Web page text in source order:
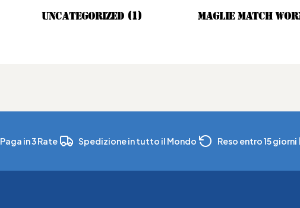
Uncategorized (1) MAGLIE MATCH
Paga in 3 Rate Spedizione in tutto il Mondo Reso entro 15 giorni